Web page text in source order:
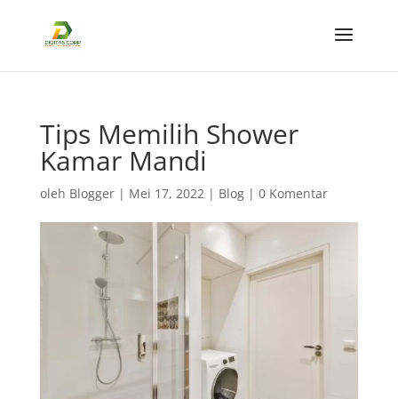
Tips Memilih Shower
Kamar Mandi
oleh Blogger| Mei 17, 2022| Blog| 0 Komentar